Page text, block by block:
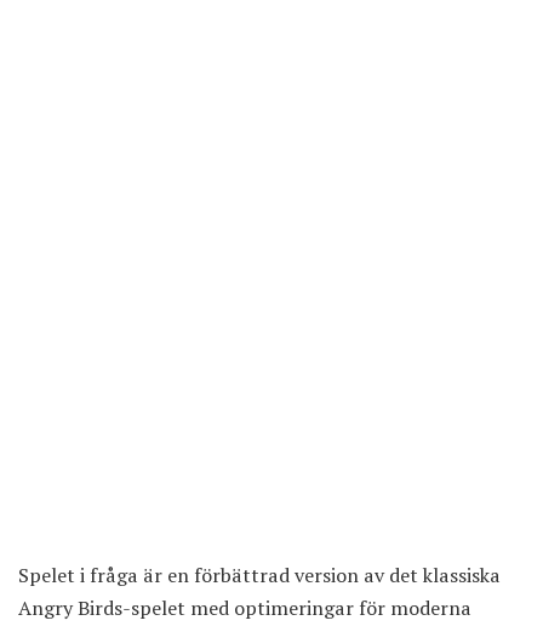
Spelet i fråga är en förbättrad version av det klassiska
Angry Birds-spelet med optimeringar för moderna